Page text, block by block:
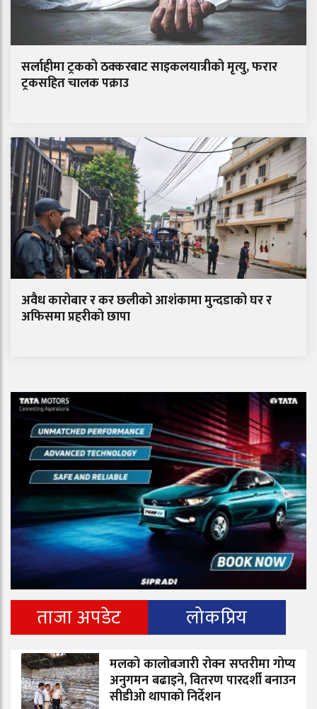
सर्लाहीमा ट्रकको ठक्करबाट साइकलयात्रीको मृत्यु, फरार
ट्रकसहित चालक पक्राउ
अवैध कारोबार र कर छलीको आशंकामा मुन्दडाको घर र
अफिसमा प्रहरीको छापा
ताजा अपडेट लोकप्रिय
मलको कालोबजारी रोक्न सप्तरीमा गोप्य
अनुगमन बढाइने, वितरण पारदर्शी बनाउन
सीडीओ थापाको निर्देशन